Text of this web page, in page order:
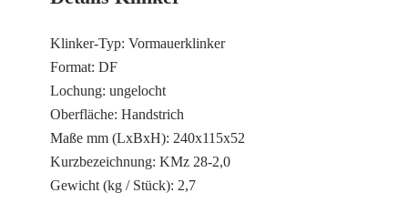
Klinker-Typ: Vormauerklinker
Format: DF
Lochung: ungelocht
Oberfläche: Handstrich
Maße mm (LxBxH): 240x115x52
Kurzbezeichnung: KMz 28-2,0
Gewicht (kg / Stück): 2,7